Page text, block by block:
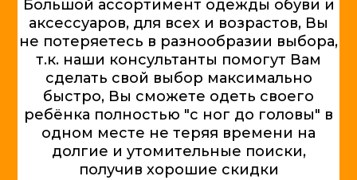
Большой ассортимент одежды обуви и
аксессуаров, для всех и возрастов, Вы
не потеряетесь в разнообразии выбора,
т.к. наши консультанты помогут Вам
сделать свой выбор максимально
быстро, Вы сможете одеть своего
ребёнка полностью "с ног до головы" в
одном месте не теряя времени на
долгие и утомительные поиски,
получив хорошие скидки